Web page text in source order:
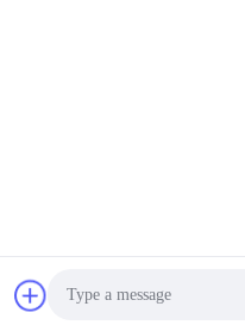
চীন ভাল মানের পার্কিং পেমেন্ট স্টেশন
Kiosk Systems